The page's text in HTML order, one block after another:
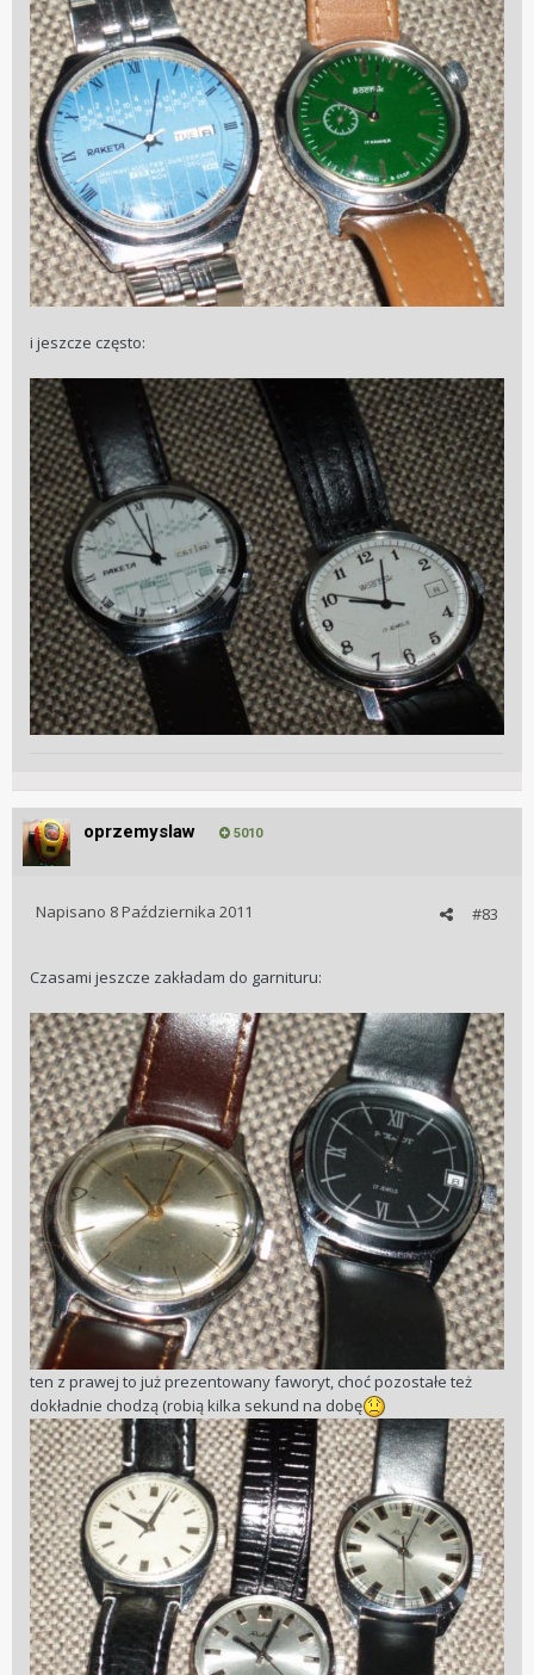
i jeszcze często:
oprzemyslaw 5010
#83
Napisano 8 Października 2011
Czasami jeszcze zakładam do garnituru:
ten z prawej to już prezentowany faworyt, choć pozostałe też
dokładnie chodzą (robią kilka sekund na dobę